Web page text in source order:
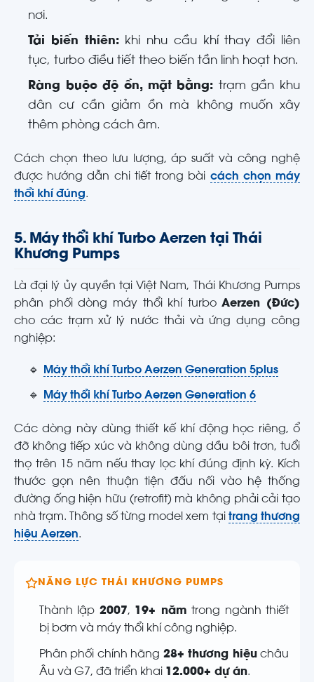
nơi.
Tải biến thiên:khi nhu cầu khí thay đổi liên
tục, turbo điều tiết theo biến tần linh hoạt hơn.
Ràng buộc độ ồn, mặt bằng: trạm gần khu
dân cư cần giảm ồn mà không muốn xây
thêm phòng cách âm.
Cách chọn theo lưu lượng, áp suất và công nghệ
được hướng dẫn chi tiết trong bài cách chọn máy
thổi khí đúng.
5. Máy thổi khí Turbo Aerzen tại Thái
Khương Pumps
Là đại lý ủy quyền tại Việt Nam, Thái Khương Pumps
phân phối dòng máy thổi khí turboAerzen (Đức)
cho các trạm xử lý nước thải và ứng dụng công
nghiệp:
🔹 Máy thổi khí Turbo Aerzen Generation 5plus
🔹 Máy thổi khí Turbo Aerzen Generation 6
Các dòng này dùng thiết kế khí động học riêng, ổ
đỡ không tiếp xúc và không dùng dầu bôi trơn, tuổi
thọ trên 15 năm nếu thay lọc khí đúng định kỳ. Kích
thước gọn nên thuận tiện đấu nối vào hệ thống
đường ống hiện hữu (retrofit) mà không phải cải tạo
nhà trạm. Thông số từng model xem tại trang thương
hiệu Aerzen.
NĂNG LỰC THÁI KHƯƠNG PUMPS
Thành lập 2007, 19+ năm trong ngành thiết
bị bơm và máy thổi khí công nghiệp.
Phân phối chính hãng 28+ thương hiệuchâu
Âu và G7, đã triển khai 12.000+ dự án.